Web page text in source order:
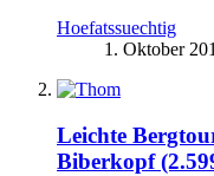
Hoefatssuechtig
1. Oktober
Leichte
Biberkopf